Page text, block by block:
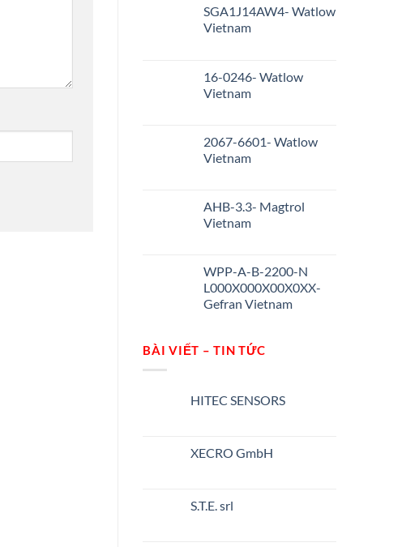
SGA1J14AW4- Watlow
Vietnam
16-0246- Watlow
Vietnam
2067-6601- Watlow
Vietnam
AHB-3.3- Magtrol
Vietnam
WPP-A-B-2200-N
L000X000X00X0XX-
Gefran Vietnam
BÀI VIẾT – TIN TỨC
HITEC SENSORS
luận
ở
XECRO GmbH
luận
ởS.T.E. srl